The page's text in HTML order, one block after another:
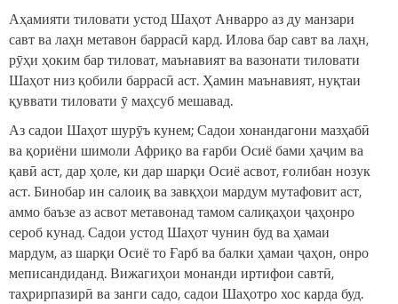
Аҳамияти тиловати устод Шаҳот Анварро аз ду манзари
савт ва лаҳн метавон баррасӣ кард. Илова бар савт ва лаҳн,
рӯҳи ҳоким бар тиловат, маънавият ва вазонати тиловати
Шаҳот низ қобили баррасӣ аст. Ҳамин маънавият, нуқтаи
қуввати тиловати ӯ маҳсуб мешавад.
Аз садои Шаҳот шурӯъ кунем; Садои хонандагони мазҳабӣ
ва қориёни шимоли Африқо ва ғарби Осиё бами ҳаҷим ва
қавӣ аст, дар ҳоле, ки дар шарқи Осиё асвот, ғолибан нозук
аст. Бинобар ин салоиқ ва завқҳои мардум мутафовит аст,
аммо баъзе аз асвот метавонад тамом салиқаҳои ҷаҳонро
сероб кунад. Садои устод Шаҳот чунин буд ва ҳамаи
мардум, аз шарқи Осиё то Ғарб ва балки ҳамаи ҷаҳон, онро
меписандиданд. Вижагиҳои монанди иртифои савтӣ,
таҳрирпазирӣ ва занги садо, садои Шаҳотро хос карда буд.